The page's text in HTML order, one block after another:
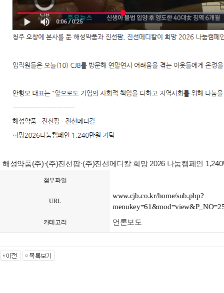
해성약품(주)·(주)진선팜·(주)진선메디칼 희망 2026 나눔캠페인
첨부파일
URL
www.cjb.co.kr/home/sub.php?
카테고리 언론보도